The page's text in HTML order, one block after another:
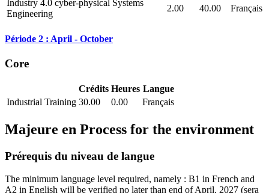
Industry 4.0 cyber-physical Systems
Engineering
2.00 40.00 Français
Période 2 : April - October
Core
Crédits Heures Langue
Industrial Training 30.00 0.00 Français
Majeure en Process for the environment
Prérequis du niveau de langue
The minimum language level required, namely : B1 in French and
A2 in English will be verified no later than end of April, 2027 (sera